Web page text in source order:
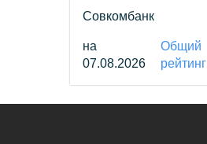
Совкомбанк
на
07.08.2026
Общий
рейтинг